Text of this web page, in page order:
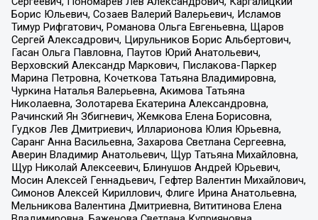
Борис Юльевич, Созаев Валерий Валерьевич, Исламов
Тимур Рифгатович, Романова Ольга Евгеньевна, Щаров
Сергей Алексадрович, Цирульников Борис Альбертович,
Гасан Ольга Павловна, Паутов Юрий Анатольевич,
Верховский Александр Маркович, Пислакова-Паркер
Марина Петровна, Кочеткова Татьяна Владимировна,
Чуркина Наталья Валерьевна, Акимова Татьяна
Николаевна, Золотарева Екатерина Александровна,
Рачинский Ян Збигневич, Жемкова Елена Борисовна,
Гудков Лев Дмитриевич, Илларионова Юлия Юрьевна,
Саранг Анна Васильевна, Захарова Светлана Сергеевна,
Аверин Владимир Анатольевич, Щур Татьяна Михайловна,
Щур Николай Алексеевич, Блинушов Андрей Юрьевич,
Мосин Алексей Геннадьевич, Гефтер Валентин Михайлович,
Симонов Алексей Кириллович, Флиге Ирина Анатольевна,
Мельникова Валентина Дмитриевна, Вититинова Елена